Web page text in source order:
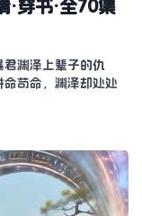
·穿书·全70集
渊泽上辈子的仇
命苟命，渊泽却处处